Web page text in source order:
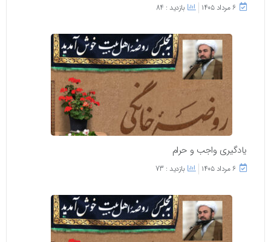
۶ مرداد ۱۴۰۵ بازدید : 84
یادگیری واجب و حرام
۶ مرداد ۱۴۰۵ بازدید : 73